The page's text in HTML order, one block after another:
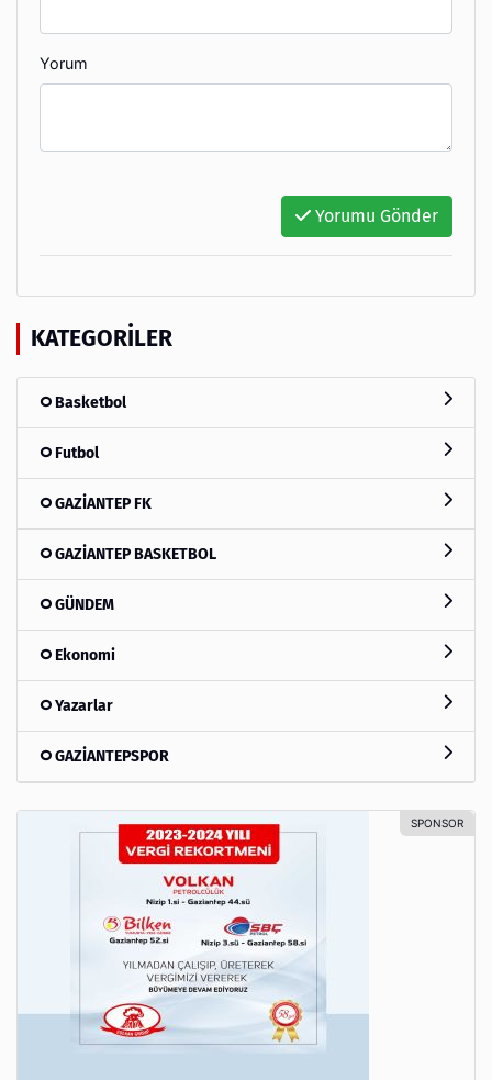
Yorum
Yorumu Gönder
KATEGORILER
Basketbol
Futbol
GAZİANTEP FK
GAZİANTEP BASKETBOL
GÜNDEM
Ekonomi
Yazarlar
GAZİANTEPSPOR